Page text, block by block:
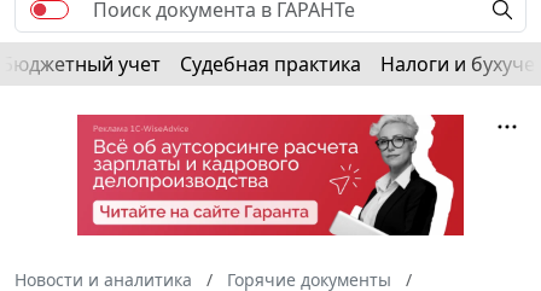
Бюджетный учет Судебная практика Налоги и
Новости и аналитика
Горячие документы